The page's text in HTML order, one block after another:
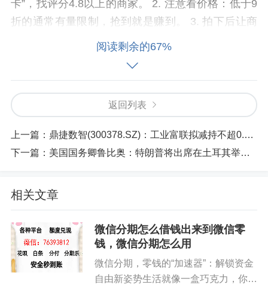
卡”，找评分4.8以上的商家。 2. 注意看价格：低于9
折的通常有量限制，抢到就是赚到。 3. 拍下后让商
家直接发卡密，别要实物卡（快递太慢）。 4. 拿到
成。
（成本4500元），闲鱼卖了4750元，净赚250元。
时间成本？操作一次10分钟。
注意： 别贪便宜买来源不明的卡，容易黑卡被
第二种：买黄金、茅台——差价在500-1000元
对比一下 话费卡是薄利多销，那黄金茅台就是
暴利单品。 抖音上有些直播间卖的金豆、金条，价
阅读剩余的67%
返回列表
上一篇： 鼎捷数智(300378.SZ)：工业富联拟减持不超0.99%股份
下一篇： 美国国务卿鲁比奥：特朗普将出席在土耳其举行的北约领导人峰会
相关文章
微信分期怎么借钱出来到微信零
钱，微信分期怎么用
微信分期，零钱的“加速器”：解锁资金
自由新姿势生活就像一盒巧克力，你永